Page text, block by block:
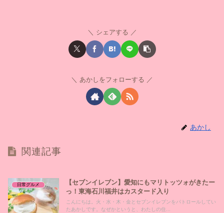
シェアする
あかしをフォローする
あかし
関連記事
日常グルメ
【セブンイレブン】愛知にもマリトッツォがきたー
っ！東海石川福井はカスタード入り
こんにちは。火・水・木・金とセブンイレブンをパトロールしてい
たあかしです。なぜかというと、わたしの住...